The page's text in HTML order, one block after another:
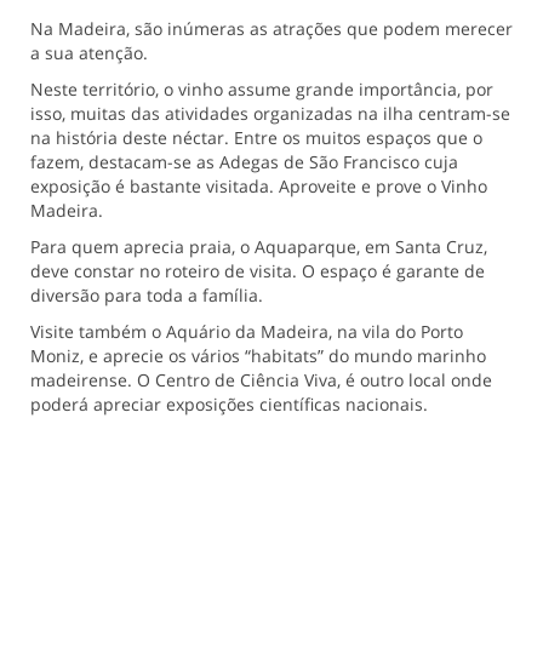
Na Madeira, são inúmeras as atrações que podem merecer
a sua atenção.
Neste território, o vinho assume grande importância, por
isso, muitas das atividades organizadas na ilha centram-se
na história deste néctar. Entre os muitos espaços que o
fazem, destacam-se as Adegas de São Francisco cuja
exposição é bastante visitada. Aproveite e prove o Vinho
Madeira.
Para quem aprecia praia, o Aquaparque, em Santa Cruz,
deve constar no roteiro de visita. O espaço é garante de
diversão para toda a família.
Visite também o Aquário da Madeira, na vila do Porto
Moniz, e aprecie os vários “habitats” do mundo marinho
madeirense. O Centro de Ciência Viva, é outro local onde
poderá apreciar exposições científicas nacionais.